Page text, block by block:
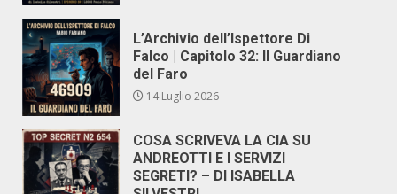
L’Archivio dell’Ispettore Di
Falco | Capitolo 32: Il Guardiano
del Faro
14 Luglio 2026
COSA SCRIVEVA LA CIA SU
ANDREOTTI E I SERVIZI
SEGRETI? – DI ISABELLA